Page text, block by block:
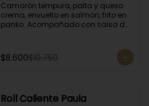
Camarón tempura, palta y queso
crema, envuelto en salmón, frito en
panko. Acompañado con salsa de
$8.600$10.750
Roll Caliente Paula